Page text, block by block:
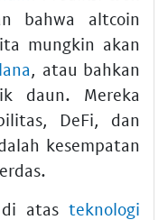
bahwa altcoin
mungkin akan
, atau bahkan
daun. Mereka
DeFi, dan
kesempatan
atas teknologi